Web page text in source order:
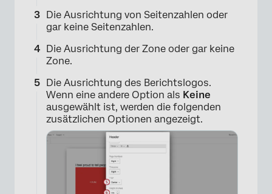
Die Ausrichtung von Seitenzahlen oder
gar keine Seitenzahlen.
Die Ausrichtung der Zone oder gar keine
Zone.
Die Ausrichtung des Berichtslogos.
Wenn eine andere Option als Keine
ausgewählt ist, werden die folgenden
zusätzlichen Optionen angezeigt.